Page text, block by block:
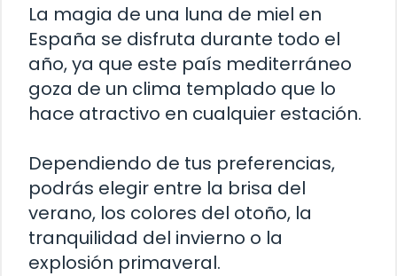
La magia de una luna de miel en
España se disfruta durante todo el
año, ya que este país mediterráneo
goza de un clima templado que lo
hace atractivo en cualquier estación.
Dependiendo de tus preferencias,
podrás elegir entre la brisa del
verano, los colores del otoño, la
tranquilidad del invierno o la
explosión primaveral.